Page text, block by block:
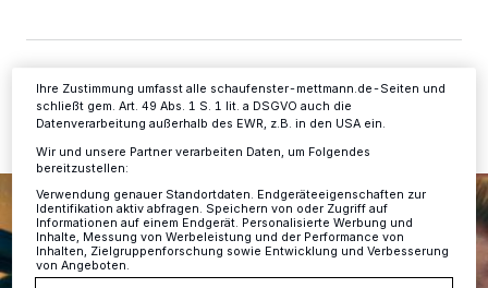
Ihre Einstellungen gelten innerhalb unseres Website. Weitere
Ihre Zustimmung umfasst alle schaufenster-mettmann.de-Seiten und
schließt gem. Art. 49 Abs. 1 S. 1 lit. a DSGVO auch die
Datenverarbeitung außerhalb des EWR, z.B. in den USA ein.
Wir und unsere Partner verarbeiten Daten, um Folgendes
bereitzustellen:
Verwendung genauer Standortdaten. Endgeräteeigenschaften zur
Identifikation aktiv abfragen. Speichern von oder Zugriff auf
Informationen auf einem Endgerät. Personalisierte Werbung und
Inhalte, Messung von Werbeleistung und der Performance von
Inhalten, Zielgruppenforschung sowie Entwicklung und Verbesserung
von Angeboten.